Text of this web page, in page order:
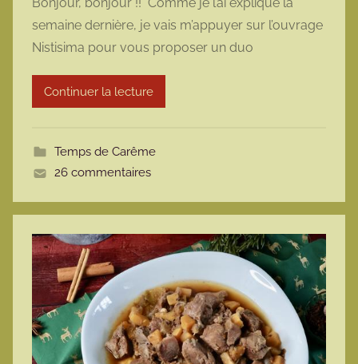
r
m
a
r
semaine dernière, je vais m’appuyer sur l’ouvrage
Nistisima pour vous proposer un duo
Continuer la lecture
Temps de Carême
26 commentaires